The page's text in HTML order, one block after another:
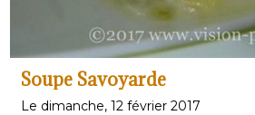
Soupe Savoyarde
Le dimanche, 12 février 2017